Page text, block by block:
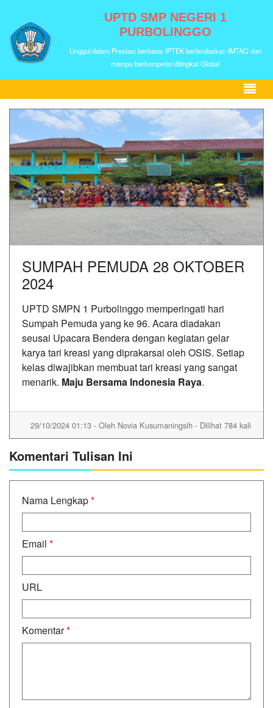
UPTD SMP NEGERI 1
PURBOLINGGO
Unggul dalam Prestasi berbasis IPTEK berlandaskan IMTAQ dan
mampu berkompetisi ditingkat Global
SUMPAH PEMUDA 28 OKTOBER
2024
UPTD SMPN 1 Purbolinggo memperingati hari
Sumpah Pemuda yang ke 96. Acara diadakan
seusai Upacara Bendera dengan kegiatan gelar
karya tari kreasi yang diprakarsai oleh OSIS. Setiap
kelas diwajibkan membuat tari kreasi yang sangat
menarik. Maju Bersama Indonesia Raya.
29/10/2024 01:13 - Oleh Novia Kusumaningsih - Dilihat 784 kali
Komentari Tulisan Ini
Nama Lengkap*
Email *
URL
Komentar*